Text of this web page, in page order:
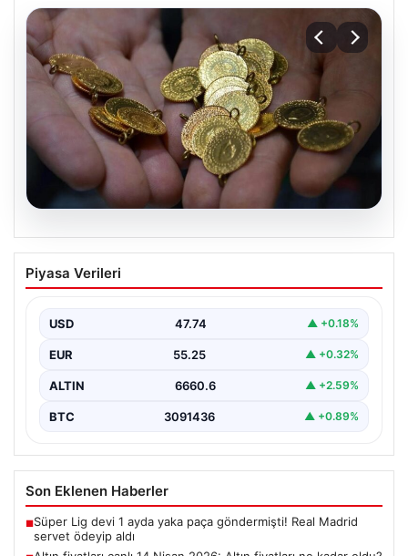
Altın fiyatları canlı 14 Nisan 2026: Altın
fiyatları ne kadar oldu? Gram, çeyrek,
fiyatları
Piyasa Verileri
USD 47.74 ▲ +0.18%
EUR 55.25 ▲ +0.32%
ALTIN 6660.6 ▲ +2.59%
BTC 3091436 ▲ +0.89%
Son Eklenen Haberler
■Süper Lig devi 1 ayda yaka paça göndermişti! Real Madrid
servet ödeyip aldı